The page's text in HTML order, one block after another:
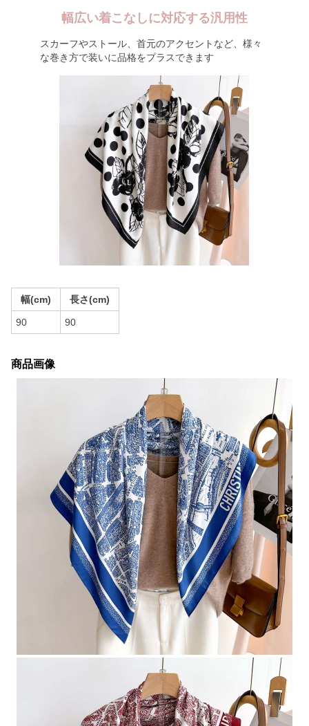
幅広い着こなしに対応する汎用性
スカーフやストール、首元のアクセントなど、様々
な巻き方で装いに品格をプラスできます
幅(cm) 長さ(cm)
90 90
商品画像